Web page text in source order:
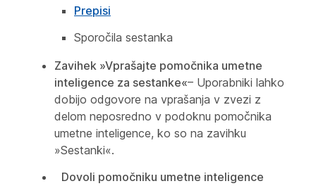
Prepisi
Sporočila sestanka
Zavihek »Vprašajte pomočnika umetne
inteligence za sestanke«– Uporabniki lahko
dobijo odgovore na vprašanja v zvezi z
delom neposredno v podoknu pomočnika
umetne inteligence, ko so na zavihku
»Sestanki«.
Dovoli pomočniku umetne inteligence